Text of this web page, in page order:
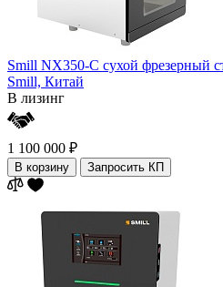
Smill NX350-C cухой фрезерный
Smill, Китай
В лизинг
1 100 000 ₽
В корзину Запросить КП